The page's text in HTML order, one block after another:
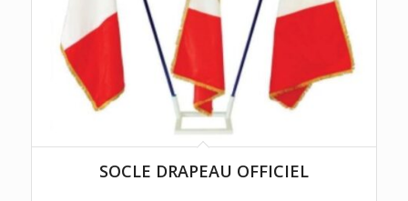
SOCLE DRAPEAU OFFICIEL